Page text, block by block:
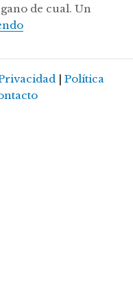
de cual. Un
Ruibarbo Sous Vide
| Política